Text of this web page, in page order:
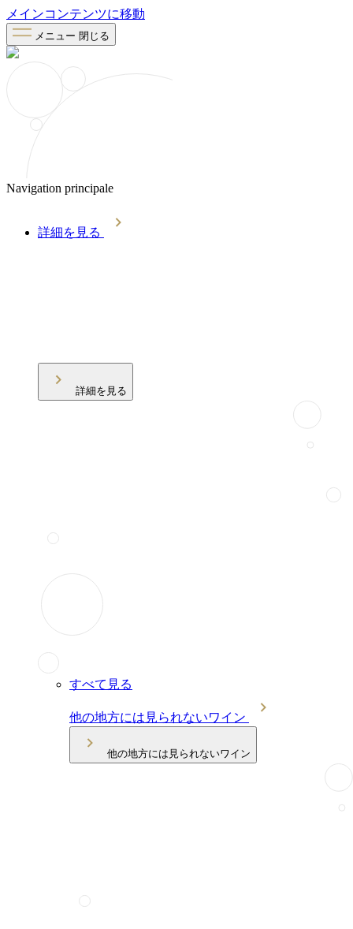
メインコンテンツに移動
メニュー 閉じる
Navigation principale
詳細を見る
詳細を見る
すべて見る
他の地方には見られないワイン
他の地方には見られないワイン